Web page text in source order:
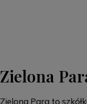
Zielona
Zielona Para to